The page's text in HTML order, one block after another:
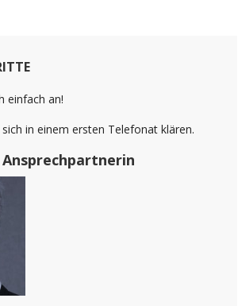
einfach an!
in einem ersten Telefonat klären.